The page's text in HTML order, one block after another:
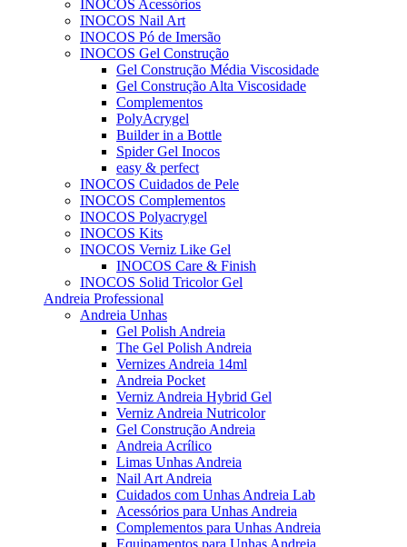
INOCOS Acessórios
INOCOS Nail Art
INOCOS Pó de Imersão
INOCOS Gel Construção
Gel Construção Média Viscosidade
Gel Construção Alta Viscosidade
Complementos
PolyAcrygel
Builder in a Bottle
Spider Gel Inocos
easy & perfect
INOCOS Cuidados de Pele
INOCOS Complementos
INOCOS Polyacrygel
INOCOS Kits
INOCOS Verniz Like Gel
INOCOS Care & Finish
INOCOS Solid Tricolor Gel
Andreia Professional
Andreia Unhas
Gel Polish Andreia
The Gel Polish Andreia
Vernizes Andreia 14ml
Andreia Pocket
Verniz Andreia Hybrid Gel
Verniz Andreia Nutricolor
Gel Construção Andreia
Andreia Acrílico
Limas Unhas Andreia
Nail Art Andreia
Cuidados com Unhas Andreia Lab
Acessórios para Unhas Andreia
Complementos para Unhas Andreia
Equipamentos para Unhas Andreia